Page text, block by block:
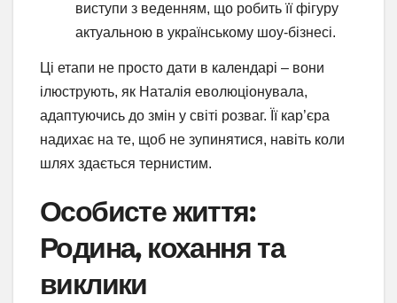
виступи з веденням, що робить її фігуру
актуальною в українському шоу-бізнесі.
Ці етапи не просто дати в календарі – вони
ілюструють, як Наталія еволюціонувала,
адаптуючись до змін у світі розваг. Її кар’єра
надихає на те, щоб не зупинятися, навіть коли
шлях здається тернистим.
Особисте життя:
Родина, кохання та
виклики